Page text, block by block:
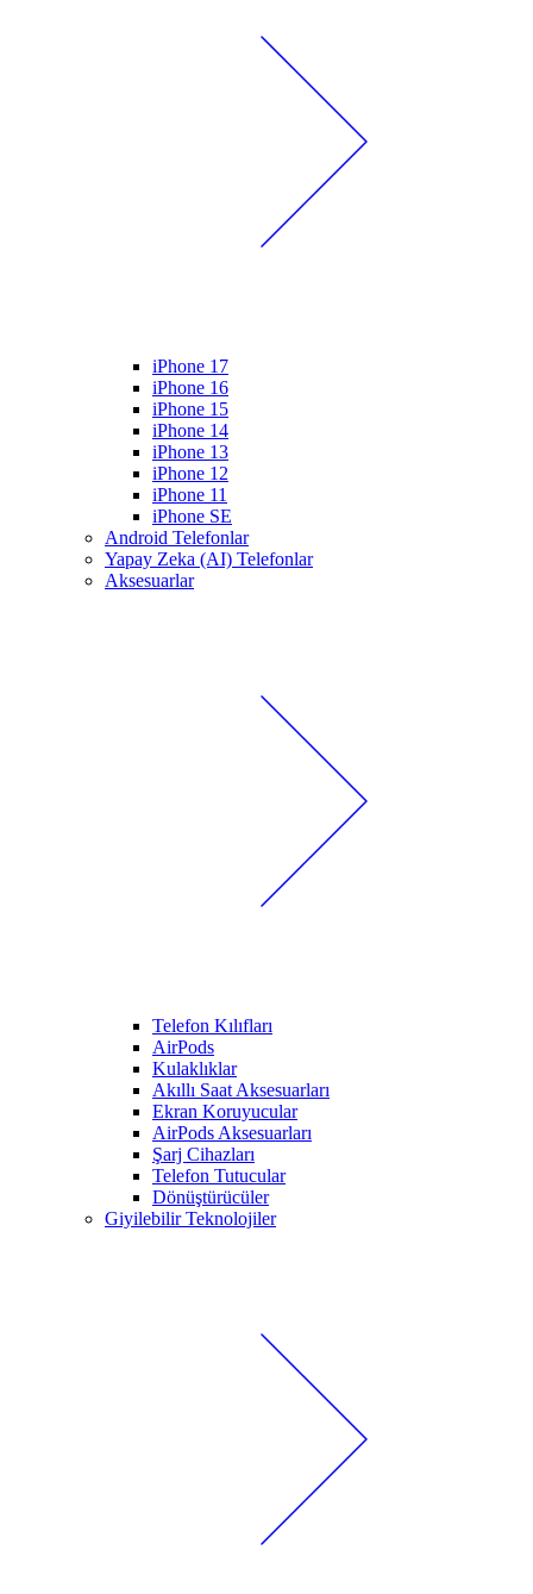
iPhone 17
iPhone 16
iPhone 15
iPhone 14
iPhone 13
iPhone 12
iPhone 11
iPhone SE
Android Telefonlar
Yapay Zeka (AI) Telefonlar
Aksesuarlar
Telefon Kılıfları
AirPods
Kulaklıklar
Akıllı Saat Aksesuarları
Ekran Koruyucular
AirPods Aksesuarları
Şarj Cihazları
Telefon Tutucular
Dönüştürücüler
Giyilebilir Teknolojiler